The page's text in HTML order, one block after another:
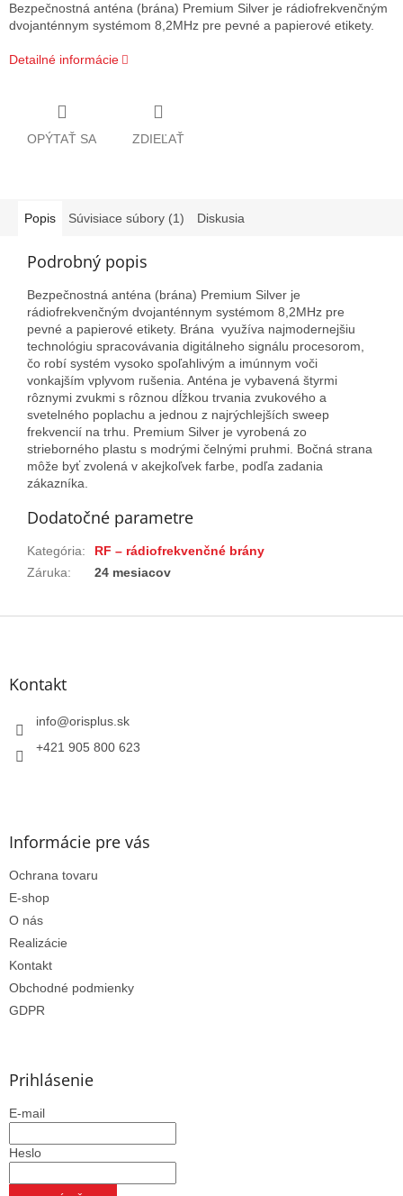
Bezpečnostná anténa (brána) Premium Silver je rádiofrekvenčným
dvojanténnym systémom 8,2MHz pre pevné a papierové etikety.
Detailné informácie
OPÝTAŤ SA ZDIEĽAŤ
Popis Súvisiace súbory (1) Diskusia
Podrobný popis
Bezpečnostná anténa (brána) Premium Silver je
rádiofrekvenčným dvojanténnym systémom 8,2MHz pre
pevné a papierové etikety. Brána využíva najmodernejšiu
technológiu spracovávania digitálneho signálu procesorom,
čo robí systém vysoko spoľahlivým a imúnnym voči
vonkajším vplyvom rušenia. Anténa je vybavená štyrmi
rôznymi zvukmi s rôznou dĺžkou trvania zvukového a
svetelného poplachu a jednou z najrýchlejších sweep
frekvencií na trhu. Premium Silver je vyrobená zo
strieborného plastu s modrými čelnými pruhmi. Bočná strana
môže byť zvolená v akejkoľvek farbe, podľa zadania
zákazníka.
Dodatočné parametre
Kategória:
RF – rádiofrekvenčné brány
Záruka: 24 mesiacov
Z
Kontakt
info@orisplus.sk
+421 905 800 623
Informácie pre vás
Ochrana tovaru
E-shop
O nás
Realizácie
Kontakt
Obchodné podmienky
GDPR
Prihlásenie
E-mail
Heslo